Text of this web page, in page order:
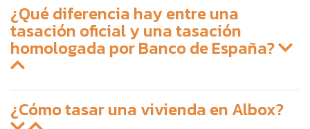
¿Qué diferencia hay entre una
tasación oficial y una tasación
homologada por Banco de España?
¿Cómo tasar una vivienda en Albox?